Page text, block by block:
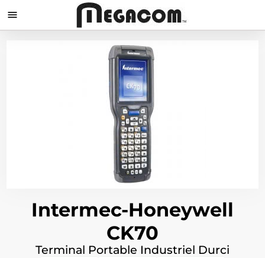

Intermec-Honeywell
CK70
Terminal Portable Industriel Durci